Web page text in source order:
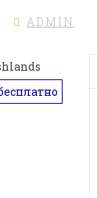
ADMIN